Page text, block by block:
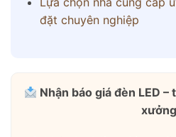
đặt chuyên nghiệp
Nhận báo giá đèn LED
xưởng